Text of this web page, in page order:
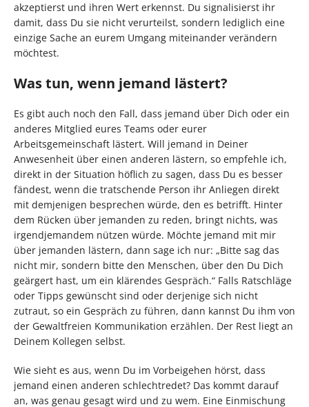
akzeptierst und ihren Wert erkennst. Du signalisierst ihr
damit, dass Du sie nicht verurteilst, sondern lediglich eine
einzige Sache an eurem Umgang miteinander verändern
möchtest.
Was tun, wenn jemand lästert?
Es gibt auch noch den Fall, dass jemand über Dich oder ein
anderes Mitglied eures Teams oder eurer
Arbeitsgemeinschaft lästert. Will jemand in Deiner
Anwesenheit über einen anderen lästern, so empfehle ich,
direkt in der Situation höflich zu sagen, dass Du es besser
fändest, wenn die tratschende Person ihr Anliegen direkt
mit demjenigen besprechen würde, den es betrifft. Hinter
dem Rücken über jemanden zu reden, bringt nichts, was
irgendjemandem nützen würde. Möchte jemand mit mir
über jemanden lästern, dann sage ich nur: „Bitte sag das
nicht mir, sondern bitte den Menschen, über den Du Dich
geärgert hast, um ein klärendes Gespräch.“ Falls Ratschläge
oder Tipps gewünscht sind oder derjenige sich nicht
zutraut, so ein Gespräch zu führen, dann kannst Du ihm von
der Gewaltfreien Kommunikation erzählen. Der Rest liegt an
Deinem Kollegen selbst.
Wie sieht es aus, wenn Du im Vorbeigehen hörst, dass
jemand einen anderen schlechtredet? Das kommt darauf
an, was genau gesagt wird und zu wem. Eine Einmischung